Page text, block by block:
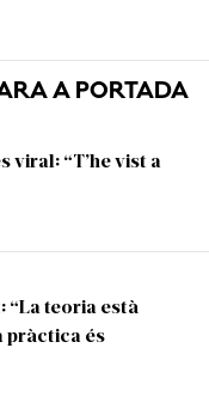
A PORTADA
viral: “T’he vist a
“La teoria està
pràctica és